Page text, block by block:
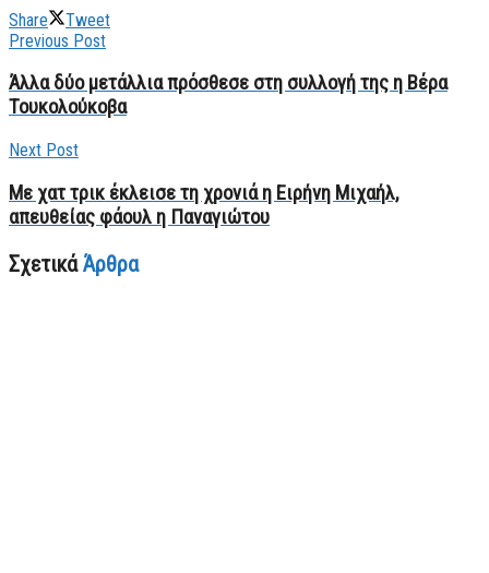
Share
Tweet
Previous Post
Άλλα δύο μετάλλια πρόσθεσε στη συλλογή της η Βέρα
Τουκολούκοβα
Next Post
Mε χατ τρικ έκλεισε τη χρονιά η Ειρήνη Μιχαήλ,
απευθείας φάουλ η Παναγιώτου
ΣχετικάΆρθρα